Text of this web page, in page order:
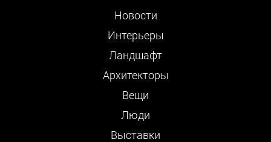
Новости
Интерьеры
Ландшафт
Архитекторы
Вещи
Люди
Выставки